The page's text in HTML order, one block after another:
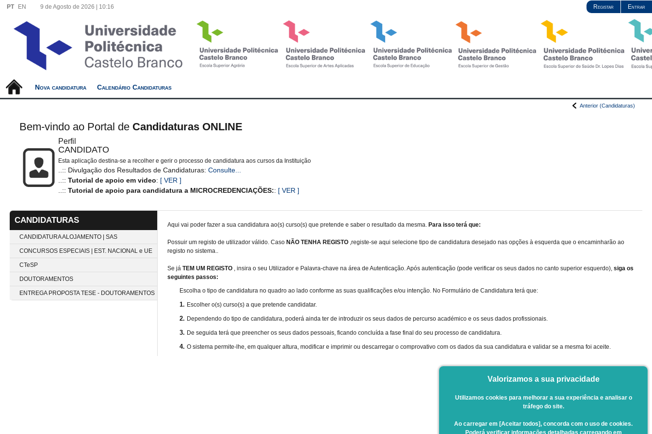
PT EN 9 de Agosto de 2026 | 10:16 Registar Entrar
Nova candidatura Calendário Candidaturas
Anterior (Candidaturas)
Bem-vindo ao Portal de Candidaturas ONLINE
Perfil
CANDIDATO
Esta aplicação destina-se a recolher e gerir o processo de candidatura aos cursos da Instituição
..:: Divulgação dos Resultados de Candidaturas: Consulte...
..:: Tutorial de apoio em video: [ VER ]
..:: Tutorial de apoio para candidatura a MICROCREDENCIAÇÕES:: [ VER ]
CANDIDATURAS
CANDIDATURA ALOJAMENTO | SAS
CONCURSOS ESPECIAIS | EST. NACIONAL e UE
CTeSP
DOUTORAMENTOS
ENTREGA PROPOSTA TESE - DOUTORAMENTOS
Aqui vai poder fazer a sua candidatura ao(s) curso(s) que pretende e saber o resultado da mesma. Para isso terá que:
Possuir um registo de utilizador válido. Caso NÃO TENHA REGISTO ,registe-se aqui selecione tipo de candidatura desejado nas opções à esquerda que o encaminharão ao
registo no sistema..
Se já TEM UM REGISTO , insira o seu Utilizador e Palavra-chave na área de Autenticação. Após autenticação (pode verificar os seus dados no canto superior esquerdo), siga os
seguintes passos:
Escolha o tipo de candidatura no quadro ao lado conforme as suas qualificações e/ou intenção. No Formulário de Candidatura terá que:
1. Escolher o(s) curso(s) a que pretende candidatar.
2. Dependendo do tipo de candidatura, poderá ainda ter de introduzir os seus dados de percurso académico e os seus dados profissionais.
3. De seguida terá que preencher os seus dados pessoais, ficando concluída a fase final do seu processo de candidatura.
4. O sistema permite-lhe, em qualquer altura, modificar e imprimir ou descarregar o comprovativo com os dados da sua candidatura e validar se a mesma foi aceite.
Valorizamos a sua privacidade
Utilizamos cookies para melhorar a sua experiência e analisar o
tráfego do site.
Ao carregar em [Aceitar todos], concorda com o uso de cookies.
Poderá verificar informações detalhadas carregando em